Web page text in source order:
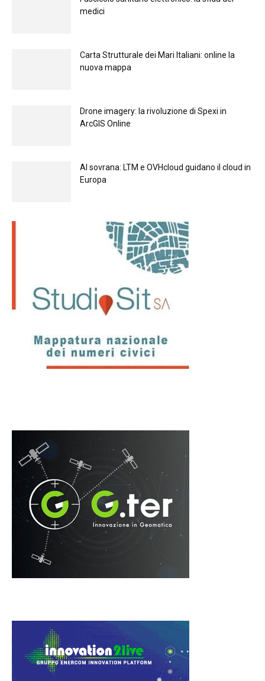
medici
Carta Strutturale dei Mari Italiani: online la
nuova mappa
Drone imagery: la rivoluzione di Spexi in
ArcGIS Online
Al sovrana: LTM е OVHcloud guidano il cloud in
Europа